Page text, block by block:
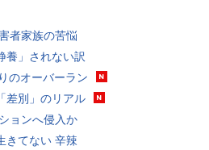
者家族の苦悩
養」されない訳
のオーバーラン
差別」のリアル
ョンへ侵入か
きてない 辛辣